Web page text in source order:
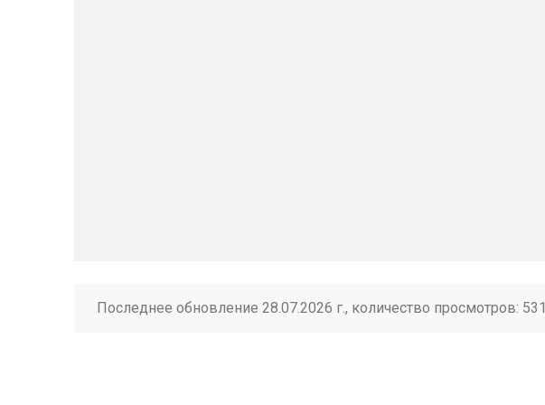
Последнее обновление 28.07.2026 г., количество просмотров: 531